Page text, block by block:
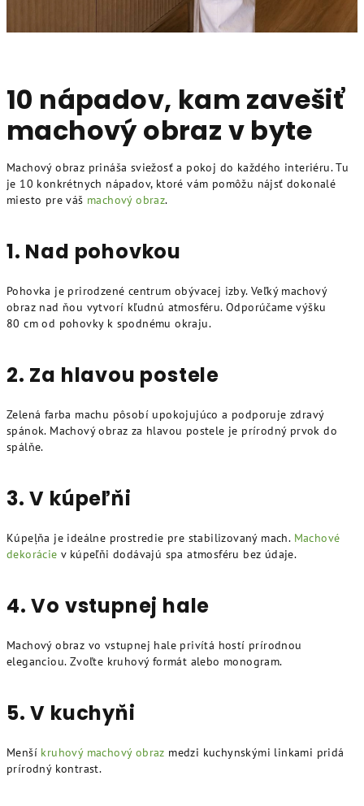
10 nápadov, kam zavešiť
machový obraz v byte
Machový obraz prináša sviežosť a pokoj do každého interiéru. Tu
je 10 konkrétnych nápadov, ktoré vám pomôžu nájsť dokonalé
miesto pre váš machový obraz.
1. Nad pohovkou
Pohovka je prirodzené centrum obývacej izby. Veľký machový
obraz nad ňou vytvorí kľudnú atmosféru. Odporúčame výšku
80 cm od pohovky k spodnému okraju.
2. Za hlavou postele
Zelená farba machu pôsobí upokojujúco a podporuje zdravý
spánok. Machový obraz za hlavou postele je prírodný prvok do
spálňe.
3. V kúpeľňi
Kúpeļňa je ideálne prostredie pre stabilizovaný mach. Machové
dekorácie v kúpeľňi dodávajú spa atmosféru bez údaje.
4. Vo vstupnej hale
Machový obraz vo vstupnej hale privítá hostí prírodnou
eleganciou. Zvoľte kruhový formát alebo monogram.
5. V kuchyňi
Menší kruhový machový obraz medzi kuchynskými linkami pridá
prírodný kontrast.